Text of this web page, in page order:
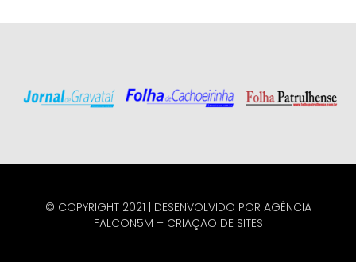
© COPYRIGHT 2021 | DESENVOLVIDO POR AGÊNCIA
FALCON5M – CRIAÇÃO DE SITES